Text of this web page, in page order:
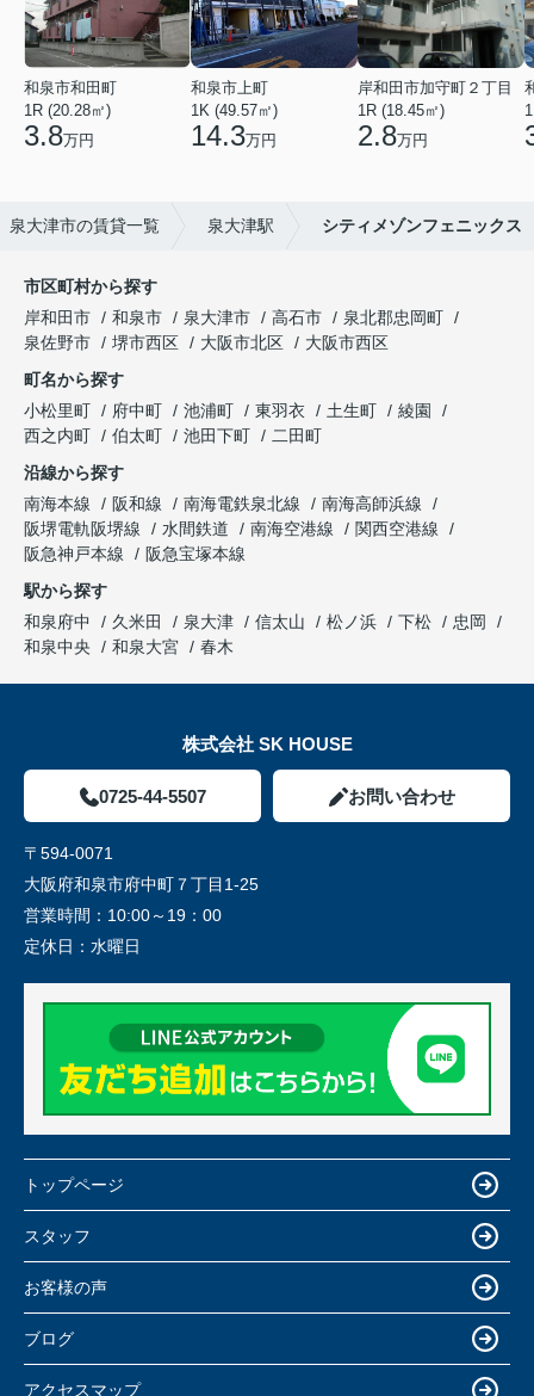
和泉市和田町
1R (20.28㎡)
3.8万円
和泉市上町
1K (49.57㎡)
14.3万円
岸和田市加守町２丁目
1R (18.45㎡)
2.8万円
泉大津市の賃貸一覧 泉大津駅 シティメゾンフェニックス
市区町村から探す
岸和田市
和泉市 泉大津市 高石市
泉北郡忠岡町
泉佐野市
堺市西区 大阪市北区
大阪市西区
町名から探す
小松里町
府中町 池浦町 東羽衣 土生町
綾園
西之内町
伯太町 池田下町
二田町
沿線から探す
南海本線
阪和線 南海電鉄泉北線
南海高師浜線
阪堺電軌阪堺線
水間鉄道 南海空港線
関西空港線
阪急神戸本線
阪急宝塚本線
駅から探す
和泉府中
久米田 泉大津 信太山 松ノ浜 下松
忠岡
和泉中央
和泉大宮 春木
株式会社 SK HOUSE
0725-44-5507 お問い合わせ
〒594-0071
大阪府和泉市府中町７丁目1-25
営業時間： 10:00～19：00
定休日： 水曜日
トップページ
スタッフ
お客様の声
ブログ
アクセスマップ